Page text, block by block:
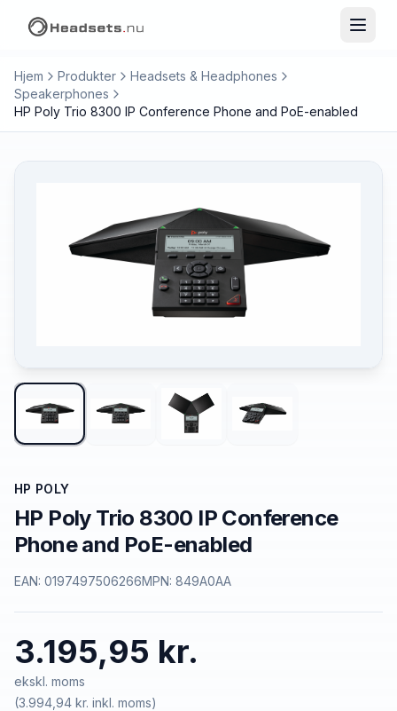
Hjem Produkter
Headsets & Headphones
Speakerphones
HP Poly Trio 8300 IP Conference Phone and PoE-enabled
HP POLY
HP Poly Trio 8300 IP Conference
Phone and PoE-enabled
EAN: 0197497506266MPN: 849A0AA
3.195,95 kr.
ekskl. moms
(3.994,94 kr. inkl. moms)